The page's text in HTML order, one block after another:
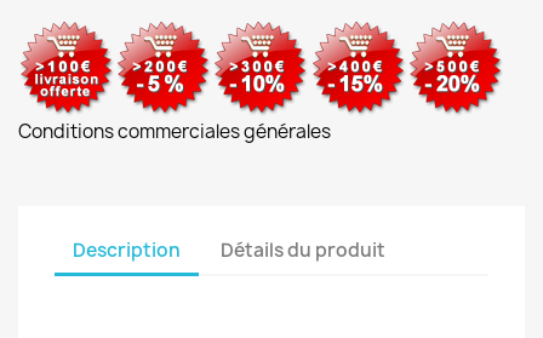
Conditions commerciales générales
Description Détails du produit